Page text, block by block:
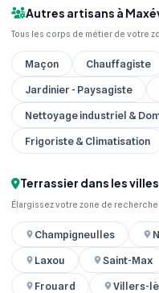
Autres artisans à
Tous les corps de métier de votre
Maçon Chauffagiste
Jardinier - Paysagiste
Nettoyage industriel &
Frigoriste & Climatisation
Terrassier dans les
Élargissez votre zone de recherche
Champigneulles
Laxou
Saint-Max
Frouard
Villers-